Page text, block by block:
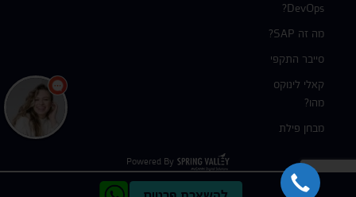
DevOps?
מה זה SAP?
סייבר התקפי
קאלי לינוקס
מהו?
מבחן פילת
Powered By